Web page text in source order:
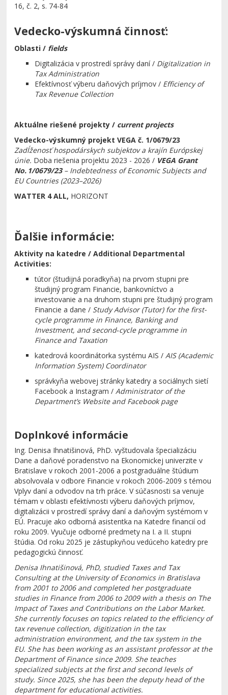
16, č. 2, s. 74-84
Vedecko-výskumná činnosť:
Oblasti / fields
Digitalizácia v prostredí správy daní / Digitalization in
Tax Administration
Efektívnosť výberu daňových príjmov / Efficiency of
Tax Revenue Collection
Aktuálne riešené projekty/ current projects
Vedecko-výskumný projekt VEGA č. 1/0679/23
Zadĺženosť hospodárskych subjektov a krajín Európskej
únie. Doba riešenia projektu 2023 - 2026 / VEGA Grant
No. 1/0679/23– Indebtedness of Economic Subjects and
EU Countries (2023–2026)
WATTER 4 ALL, HORIZONT
Ďalšie informácie:
Aktivity na katedre / Additional Departmental
Activities:
tútor (študijná poradkyňa) na prvom stupni pre
študijný program Financie, bankovníctvo a
investovanie a na druhom stupni pre študijný program
Financie a dane / Study Advisor (Tutor) for the first-
cycle programme in Finance, Banking and
Investment, and second‑cycle programme in
Finance and Taxation
katedrová koordinátorka systému AIS / AIS (Academic
Information System) Coordinator
správkyňa webovej stránky katedry a sociálnych sietí
Facebook a Instagram / Administrator of the
Department’s Website and Facebook page
Doplnkové informácie
Ing. Denisa Ihnatišinová, PhD. vyštudovala špecializáciu
Dane a daňové poradenstvo na Ekonomickej univerzite v
Bratislave v rokoch 2001-2006 a postgraduálne štúdium
absolvovala v odbore Financie v rokoch 2006-2009 s témou
Vplyv daní a odvodov na trh práce. V súčasnosti sa venuje
témam v oblasti efektívnosti výberu daňových príjmov,
digitalizácii v prostredí správy daní a daňovým systémom v
EÚ. Pracuje ako odborná asistentka na Katedre financií od
roku 2009. Vyučuje odborné predmety na I. a II. stupni
štúdia. Od roku 2025 je zástupkyňou vedúceho katedry pre
pedagogickú činnosť.
Denisa Ihnatišinová, PhD, studied Taxes and Tax
Consulting at the University of Economics in Bratislava
from 2001 to 2006 and completed her postgraduate
studies in Finance from 2006 to 2009 with a thesis on The
Impact of Taxes and Contributions on the Labor Market.
She currently focuses on topics related to the efficiency of
tax revenue collection, digitization in the tax
administration environment, and the tax system in the
EU. She has been working as an assistant professor at the
Department of Finance since 2009. She teaches
specialized subjects at the first and second levels of
study. Since 2025, she has been the deputy head of the
department for educational activities.